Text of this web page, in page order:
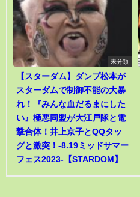
未分類
【スターダム】ダンプ松本が
スターダムで制御不能の大暴
れ！『みんな血だるまにした
い』極悪同盟が大江戸隊と電
撃合体！井上京子とQQタッ
グと激突！-8.19ミッドサマー
フェス2023-【STARDOM】